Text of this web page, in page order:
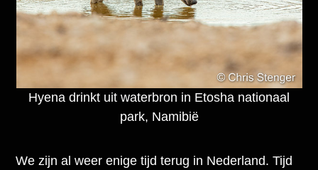
Hyena drinkt uit waterbron in Etosha nationaal
park, Namibië
We zijn al weer enige tijd terug in Nederland. Tijd